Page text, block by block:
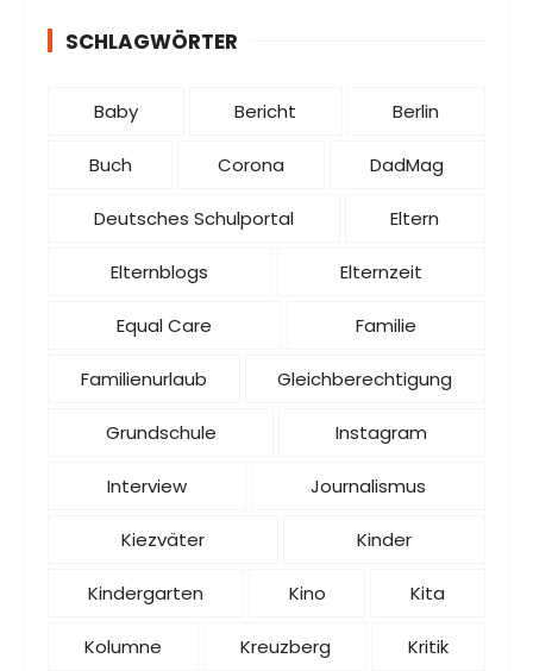
SCHLAGWÖRTER
Baby Bericht Berlin
Buch Corona DadMag
Deutsches Schulportal Eltern
Elternblogs Elternzeit
Equal Care Familie
Familienurlaub Gleichberechtigung
Grundschule Instagram
Interview Journalismus
Kiezväter Kinder
Kindergarten Kino Kita
Kolumne Kreuzberg Kritik